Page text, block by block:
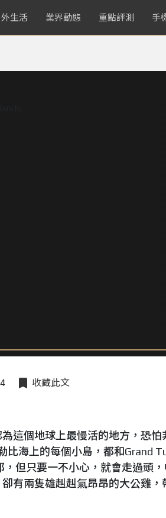
生活 業界動態 重點評測 手
收藏此文
這個地球上最慢活的地方，恐怕
比海上的每個小島，都和Grand
但只要一不小心，就會走過頭
有兩隻雄赳赳氣昂昂的大公雞